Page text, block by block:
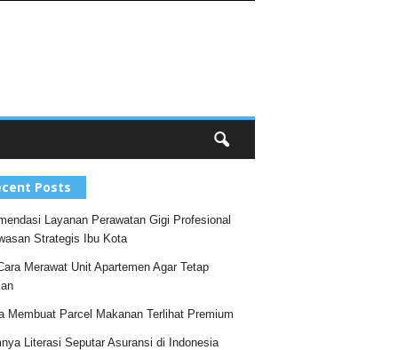
Posts
Layanan Perawatan Gigi Profesional
Strategis Ibu Kota
Merawat Unit Apartemen Agar Tetap
Membuat Parcel Makanan Terlihat Premium
Literasi Seputar Asuransi di Indonesia